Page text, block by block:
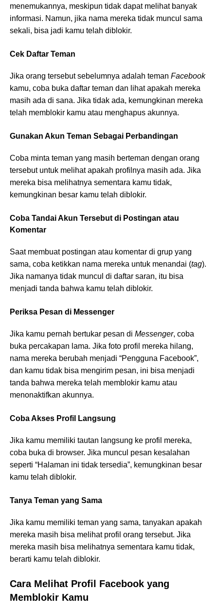
menemukannya, meskipun tidak dapat melihat banyak
informasi. Namun, jika nama mereka tidak muncul sama
sekali, bisa jadi kamu telah diblokir.
Cek Daftar Teman
Jika orang tersebut sebelumnya adalah teman Facebook
kamu, coba buka daftar teman dan lihat apakah mereka
masih ada di sana. Jika tidak ada, kemungkinan mereka
telah memblokir kamu atau menghapus akunnya.
Gunakan Akun Teman Sebagai Perbandingan
Coba minta teman yang masih berteman dengan orang
tersebut untuk melihat apakah profilnya masih ada. Jika
mereka bisa melihatnya sementara kamu tidak,
kemungkinan besar kamu telah diblokir.
Coba Tandai Akun Tersebut di Postingan atau
Komentar
Saat membuat postingan atau komentar di grup yang
sama, coba ketikkan nama mereka untuk menandai (tag).
Jika namanya tidak muncul di daftar saran, itu bisa
menjadi tanda bahwa kamu telah diblokir.
Periksa Pesan di Messenger
Jika kamu pernah bertukar pesan di Messenger, coba
buka percakapan lama. Jika foto profil mereka hilang,
nama mereka berubah menjadi “Pengguna Facebook”,
dan kamu tidak bisa mengirim pesan, ini bisa menjadi
tanda bahwa mereka telah memblokir kamu atau
menonaktifkan akunnya.
Coba Akses Profil Langsung
Jika kamu memiliki tautan langsung ke profil mereka,
coba buka di browser. Jika muncul pesan kesalahan
seperti “Halaman ini tidak tersedia”, kemungkinan besar
kamu telah diblokir.
Tanya Teman yang Sama
Jika kamu memiliki teman yang sama, tanyakan apakah
mereka masih bisa melihat profil orang tersebut. Jika
mereka masih bisa melihatnya sementara kamu tidak,
berarti kamu telah diblokir.
Cara Melihat Profil Facebook yang
Memblokir Kamu